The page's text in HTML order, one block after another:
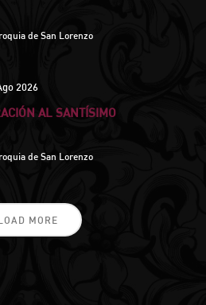
de San Lorenzo
2026
AL SANTÍSIMO
de San Lorenzo
MORE